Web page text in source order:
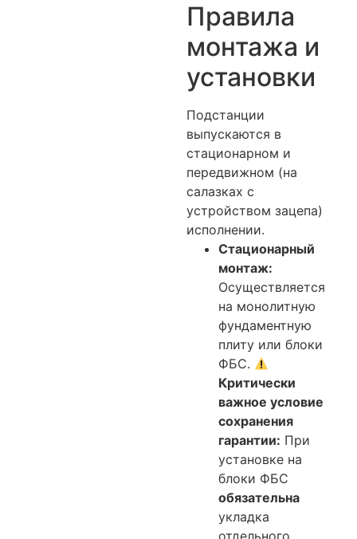
Правила
монтажа и
установки
Подстанции
выпускаются в
стационарном и
передвижном (на
салазках с
устройством зацепа)
исполнении.
Стационарный
монтаж:
Осуществляется
на монолитную
фундаментную
плиту или блоки
ФБС.
Критически
важное условие
сохранения
гарантии: При
установке на
блоки ФБС
обязательна
укладка